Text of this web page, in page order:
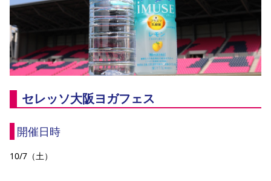
セレッソ大阪ヨガフェス
開催日時
10/7（土）